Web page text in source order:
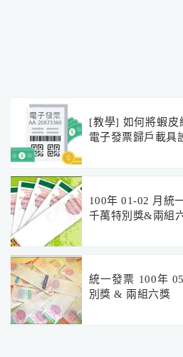
[教學] 如何將蝦皮
電子發票歸戶載具
100年 01-02 月統
千萬特別獎&兩組
統一發票 100年
別獎 & 兩組六獎